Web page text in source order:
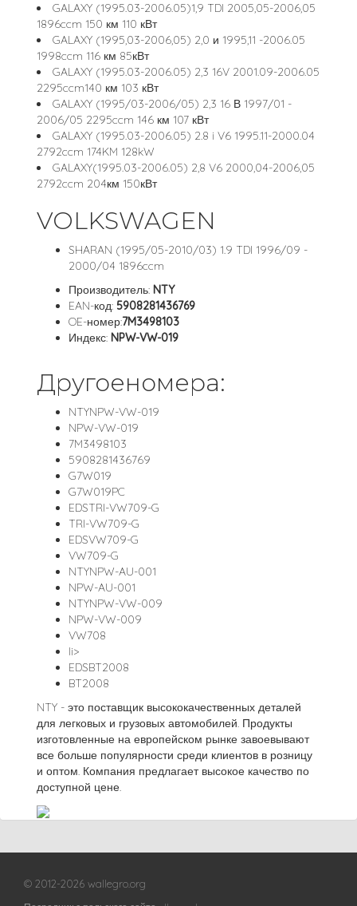
GALAXY (1995.03-2006.05)1,9 TDI 2005,05-2006,05
1896ccm 150 км 110 кВт
GALAXY (1995,03-2006,05) 2,0 и 1995,11 -2006.05
1998ccm 116 км 85кВт
GALAXY (1995.03-2006.05) 2,3 16V 2001.09-2006.05
2295ccm140 км 103 кВт
GALAXY (1995/03-2006/05) 2,3 16 В 1997/01 -
2006/05 2295ccm 146 км 107 кВт
GALAXY (1995.03-2006.05) 2.8 i V6 1995.11-2000.04
2792ccm 174KM 128kW
GALAXY(1995.03-2006.05) 2,8 V6 2000,04-2006,05
2792ccm 204км 150кВт
VOLKSWAGEN
SHARAN (1995/05-2010/03) 1.9 TDI 1996/09 -
2000/04 1896ccm
Производитель: NTY
EAN-код: 5908281436769
OE-номер:7M3498103
Индекс: NPW-VW-019
Другоеномера:
NTYNPW-VW-019
NPW-VW-019
7M3498103
5908281436769
G7W019
G7W019PC
EDSTRI-VW709-G
TRI-VW709-G
EDSVW709-G
VW709-G
NTYNPW-AU-001
NPW-AU-001
NTYNPW-VW-009
NPW-VW-009
VW708
li>
EDSBT2008
BT2008
NTY - это поставщик высококачественных деталей
для легковых и грузовых автомобилей. Продукты
изготовленные на европейском рынке завоевывают
все больше популярности среди клиентов в розницу
и оптом. Компания предлагает высокое качество по
доступной цене.
© 2012-2026 wallegro.org